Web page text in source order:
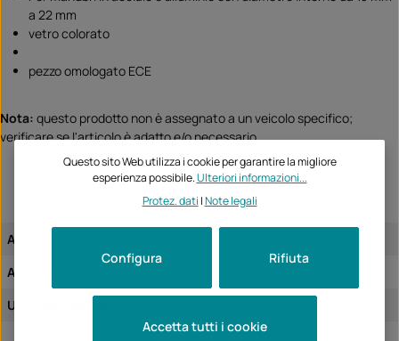
a 22 mm
vetro colorato
pezzo omologato ECE
Nota: questo prodotto non è assegnato a un veicolo specifico;
verificare se l'articolo è adatto e/o necessario.
Approvazione:
Assegnazione dell'articolo:
Uso degli indicatori:
Questo sito Web utilizza i cookie per garantire la migliore
esperienza possibile.Ulteriori informazioni...
Protez. dati |Note legali
Rifiuta
Configura
Accetta tutti i cookie